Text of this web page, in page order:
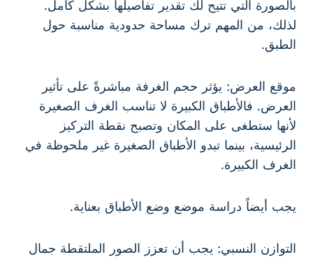
بالصورة التي تتيح لك تقدير تفاصيلها بشكل كامل.
لذلك، من المهم ترك مساحة حدودية مناسبة حول
الطبق.
موقع العرض: يؤثر حجم الغرفة مباشرةً على تأثير
العرض. فالأطباق الكبيرة لا تناسب الغرف الصغيرة
لأنها ستطغى على المكان وتصبح نقطة التركيز
الرئيسية، بينما تبدو الأطباق الصغيرة غير ملحوظة في
الغرف الكبيرة.
يجب أيضاً دراسة موضع وضع الأطباق بعناية.
التوازن النسبي: يجب أن تعزز الصور الملتقطة جمال